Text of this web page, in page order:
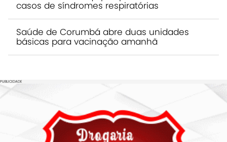
casos de síndromes respiratórias
Saúde de Corumbá abre duas unidades
básicas para vacinação amanhã
PUBLICIDADE